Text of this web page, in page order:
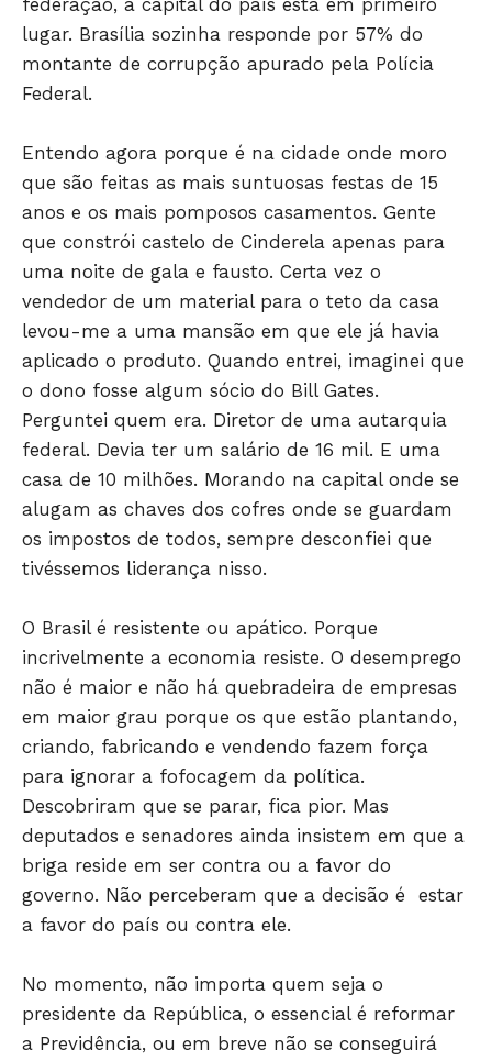
Só Notícias
HOME
POLÍTICA
federação, a capital do país está em primeiro
lugar. Brasília sozinha responde por 57% do
montante de corrupção apurado pela Polícia
Federal.
Entendo agora porque é na cidade onde moro
que são feitas as mais suntuosas festas de 15
anos e os mais pomposos casamentos. Gente
que constrói castelo de Cinderela apenas para
uma noite de gala e fausto. Certa vez o
vendedor de um material para o teto da casa
levou-me a uma mansão em que ele já havia
aplicado o produto. Quando entrei, imaginei que
o dono fosse algum sócio do Bill Gates.
Perguntei quem era. Diretor de uma autarquia
federal. Devia ter um salário de 16 mil. E uma
casa de 10 milhões. Morando na capital onde se
alugam as chaves dos cofres onde se guardam
os impostos de todos, sempre desconfiei que
tivéssemos liderança nisso.
O Brasil é resistente ou apático. Porque
incrivelmente a economia resiste. O desemprego
não é maior e não há quebradeira de empresas
em maior grau porque os que estão plantando,
criando, fabricando e vendendo fazem força
para ignorar a fofocagem da política.
Descobriram que se parar, fica pior. Mas
deputados e senadores ainda insistem em que a
briga reside em ser contra ou a favor do
governo. Não perceberam que a decisão é estar
a favor do país ou contra ele.
No momento, não importa quem seja o
presidente da República, o essencial é reformar
a Previdência, ou em breve não se conseguirá